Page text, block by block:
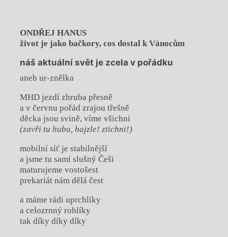
ONDŘEJ HANUS
život je jako bačkory, cos dostal k Vánocům
náš aktuální svět je zcela v pořádku
aneb ur-znělka
MHD jezdí zhruba přesně
a v červnu pořád zrajou třešně
děcka jsou svině, víme všichni
(zavři tu hubu, hajzle! ztichni!)
mobilní síť je stabilnější
a jsme tu samí slušný Češi
maturujeme vostošest
prekariát nám dělá čest
a máme rádi uprchlíky
a celozrnný rohlíky
tak díky díky díky